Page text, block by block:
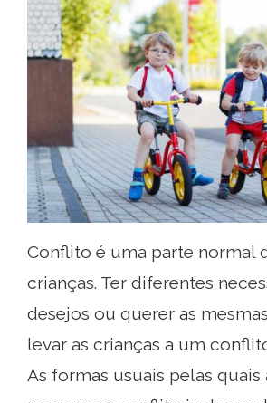
Conflito é uma parte normal
crianças. Ter diferentes
desejos ou querer as
levar as crianças a um
As formas usuais pelas quais